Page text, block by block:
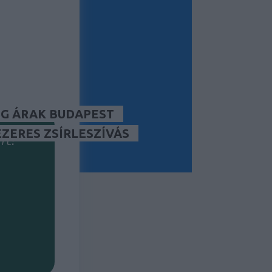
ÁRAK BUDAPEST
ZSÍRLESZÍVÁS